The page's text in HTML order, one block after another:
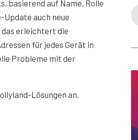
basierend auf Name, Rolle
auch neue
erleichtert die
für jedes Gerät in
Probleme mit der
Lösungen an.